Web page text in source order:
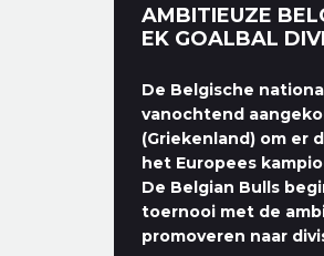
AMBITIEUZE
EK GOALBAL
De Belgische
vanochtend
(Griekenland) om er
het Europees
De Belgian Bulls
toernooi met de
promoveren naar